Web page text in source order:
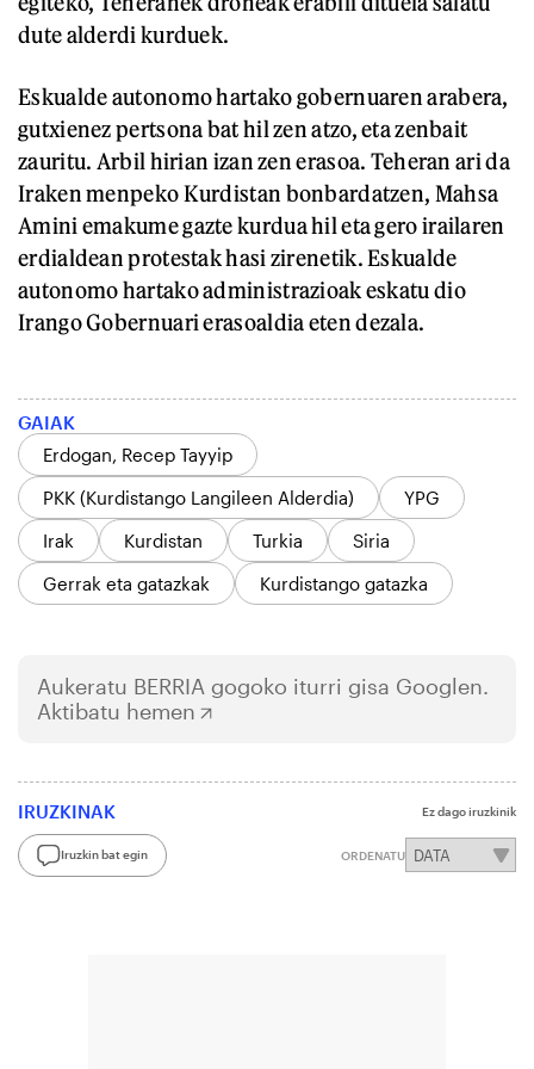
dute alderdi kurduek.
Eskualde autonomo hartako gobernuaren arabera,
gutxienez pertsona bat hil zen atzo, eta zenbait
zauritu. Arbil hirian izan zen erasoa. Teheran ari da
Iraken menpeko Kurdistan bonbardatzen, Mahsa
Amini emakume gazte kurdua hil eta gero irailaren
erdialdean protestak hasi zirenetik. Eskualde
autonomo hartako administrazioak eskatu dio
Irango Gobernuari erasoaldia eten dezala.
GAIAK
Erdogan, Recep Tayyip
PKK (Kurdistango Langileen Alderdia)
YPG
Irak
Kurdistan Turkia
Siria
Gerrak eta gatazkak
Kurdistango gatazka
Aukeratu BERRIA gogoko iturri gisa Googlen.
Aktibatu hemen
IRUZKINAK Ez dago iruzkinik
Iruzkin bat egin ORDENATU